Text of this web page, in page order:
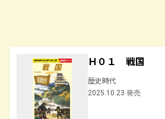
Ｈ０１ 戦国
歴史時代
2025.10.23 発売